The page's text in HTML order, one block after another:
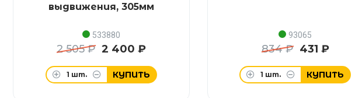
выдвижения, 305мм
533880
2 505 ₽ 2 400 ₽
1 шт. КУПИТЬ
93065
834 ₽ 431 ₽
1 шт. КУПИТЬ